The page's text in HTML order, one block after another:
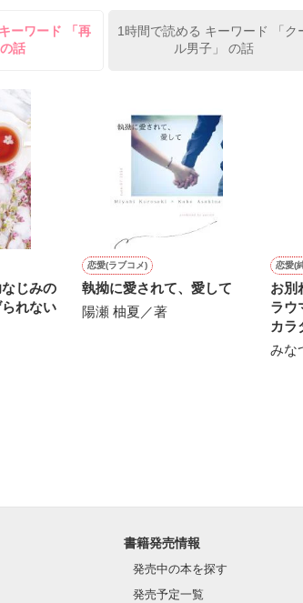
して
していた
ーワード 「再
話
1時間で読める キーワード 「ク
ル男子」 の話
じみの
れない
恋愛(ラブコメ)
執拗に愛されて、愛して
陽瀬 柚夏／著
恋愛(
お別
ラウ
カラ
す⁉︎
みな
書籍発売情報
発売中の本を探す
発売予定一覧